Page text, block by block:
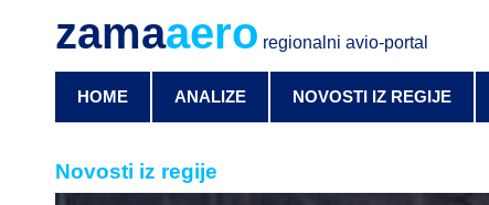
zamaaero regionalni avio-portal
HOME ANALIZE NOVOSTI IZ REGIJE
Novosti iz regije